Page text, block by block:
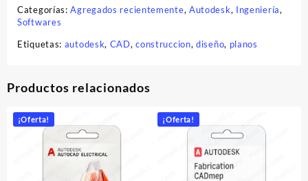
Categorías:Agregados recientemente, Autodesk, Ingeniería,
Softwares
Etiquetas: autodesk, CAD,construccion,diseño, planos
Productos relacionados
¡Oferta! ¡Oferta!